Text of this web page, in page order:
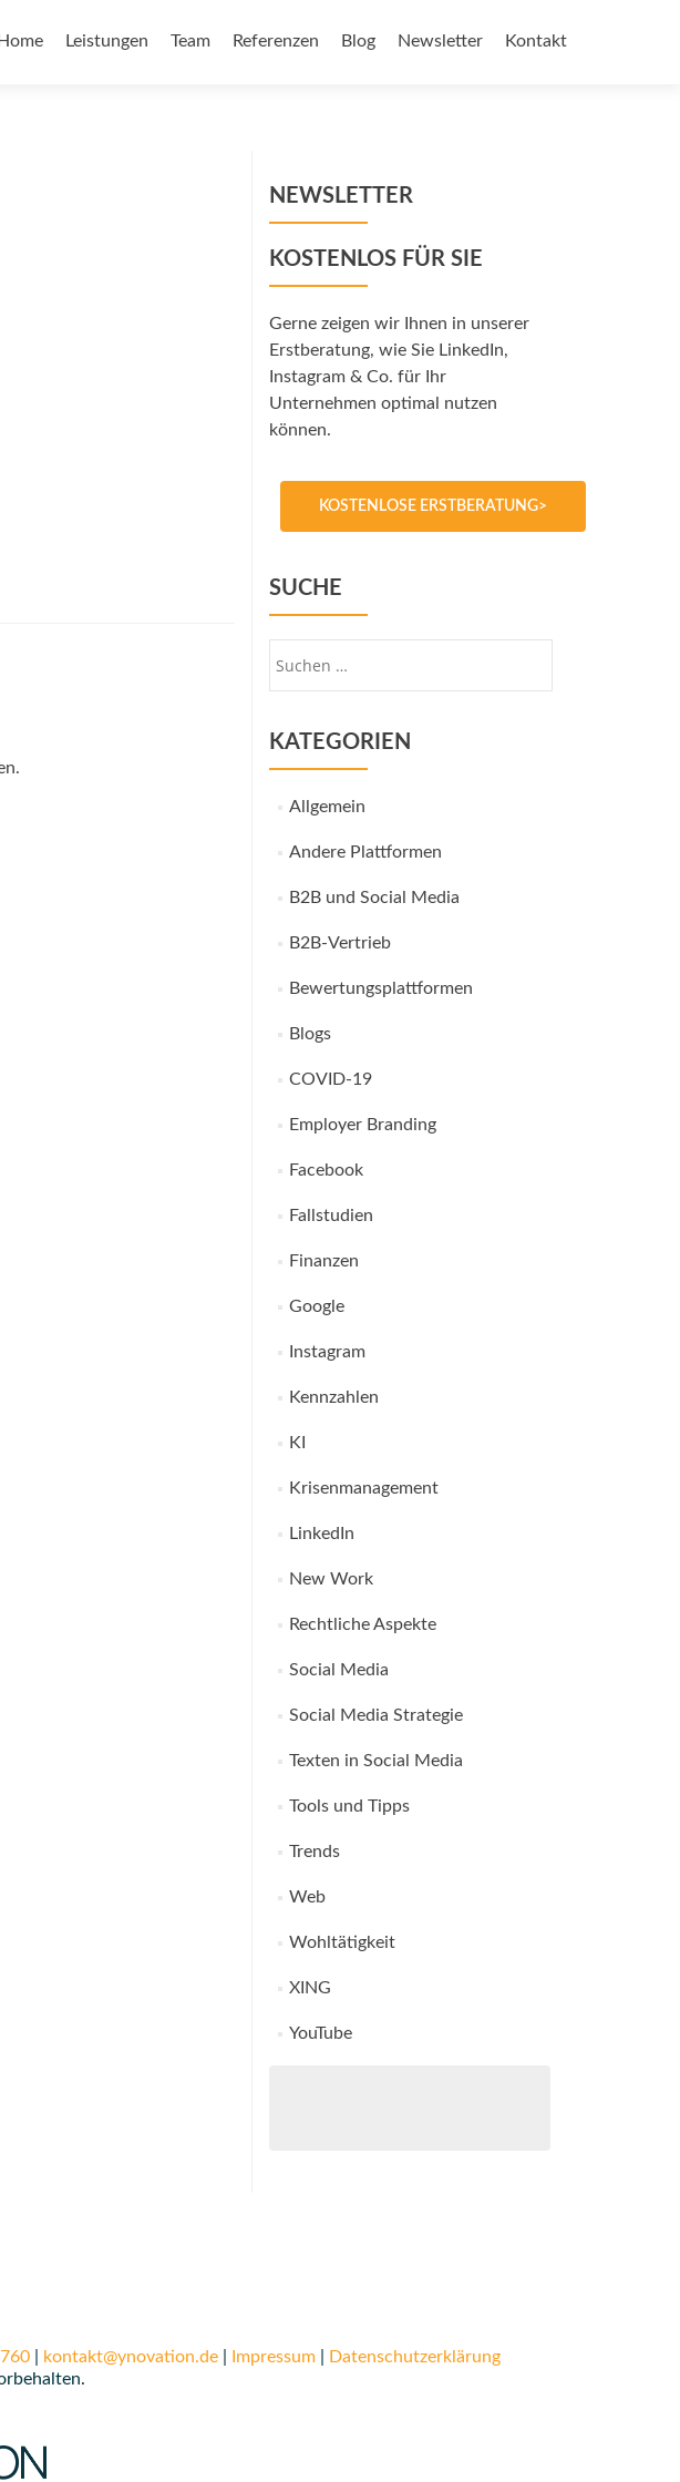
Home Leistungen Team Referenzen Blog Newsletter Kontakt
NEWSLETTER
KOSTENLOS FÜR SIE
Gerne zeigen wir Ihnen in unserer
Erstberatung, wie Sie LinkedIn,
Instagram & Co. für Ihr
Unternehmen optimal nutzen
können.
KOSTENLOSE ERSTBERATUNG>
SUCHE
KATEGORIEN
Allgemein
Andere Plattformen
B2B und Social Media
B2B-Vertrieb
Bewertungsplattformen
Blogs
COVID-19
Employer Branding
Facebook
Fallstudien
Finanzen
Google
Instagram
Kennzahlen
KI
Krisenmanagement
LinkedIn
New Work
Rechtliche Aspekte
Social Media
Social Media Strategie
Texten in Social Media
Tools und Tipps
Trends
Web
Wohltätigkeit
XING
YouTube
| kontakt@ynovation.de| Impressum|
Datenschutzerklärung